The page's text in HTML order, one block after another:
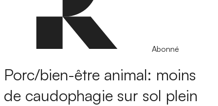
Abonné
Porc/bien-être animal: moins
de caudophagie sur sol plein